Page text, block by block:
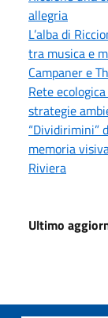
allegria
L’alba di
tra musica e
Campaner e
Rete
strategie
“Dividirimini”
memoria
Riviera
Ultimo